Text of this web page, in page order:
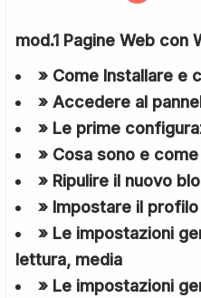
mod.1 Pagine Web con
» Come Installare e
» Accedere al
» Le prime
» Cosa sono e
» Ripulire il nuovo
» Impostare il
» Le impostazioni
lettura, media
» Le impostazioni